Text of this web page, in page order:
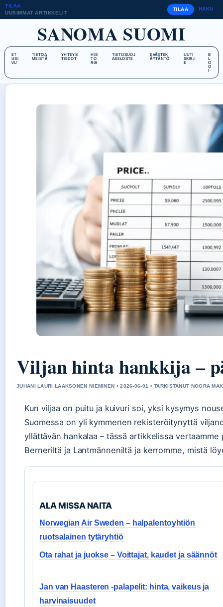
TILAA
UUSIMMAT ARTIKKELIT
TILAA HAKU
SANOMA SUOMI
ET
USI
VU
TIETOA
MEISTÄ
YHTEYS
TIEDOT
HIS
TO
RIA
TIETOSUOJ
ASELOSTE
EVÄSTEK
ÄYTÄNTÖ
UUTI
SKIRJ
E
B
L
O
G
I
Viljan hinta hankkija –
JUHANI LAURI LAAKSONEN NIEMINEN • 2026-06-01 • TARKISTANUT NOORA
Kun viljaa on puitu ja kuivuri soi, yksi kysymys
Suomessa on yli kymmenen rekisteröitynyttä
yllättävän hankalaa – tässä artikkelissa
Berneriltä ja Lantmänneniltä ja kerromme, mistä
ALA MISSA NAITA
Norwegian Air Sweden – halpalentoyhtiön
ruotsalainen tytäryhtiö
Ota rahat ja juokse – Voittajat, kaudet ja säännöt
Jan van Haasteren -palapelit: hinta, vaikeus ja
harvinaisuudet